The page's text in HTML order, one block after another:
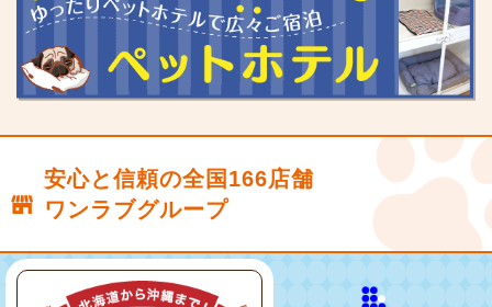
安心と信頼の全国166店舗
ワンラブグループ